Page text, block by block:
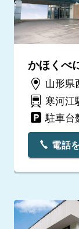
かほくべ
山形県
寒河江
駐車台
電話